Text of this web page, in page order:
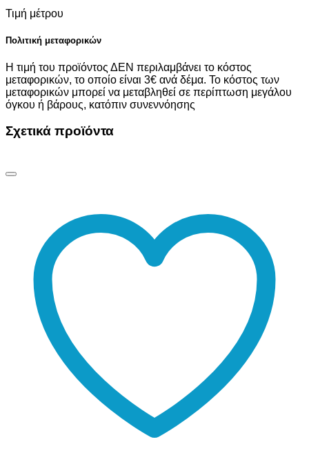
Τιμή μέτρου
Πολιτική μεταφορικών
Η τιμή του προϊόντος ΔΕΝ περιλαμβάνει το κόστος
μεταφορικών, το οποίο είναι 3€ ανά δέμα. Το κόστος των
μεταφορικών μπορεί να μεταβληθεί σε περίπτωση μεγάλου
όγκου ή βάρους, κατόπιν συνεννόησης
Σχετικά προϊόντα